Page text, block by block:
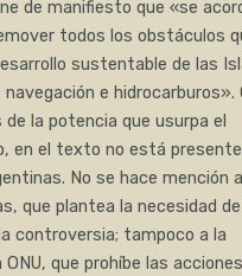
de manifiesto que «se
todos los obstáculos
sustentable de las
e hidrocarburos».
la potencia que usurpa el
en el texto no está presente
No se hace mención
que plantea la necesidad
controversia; tampoco a la
que prohíbe las acciones